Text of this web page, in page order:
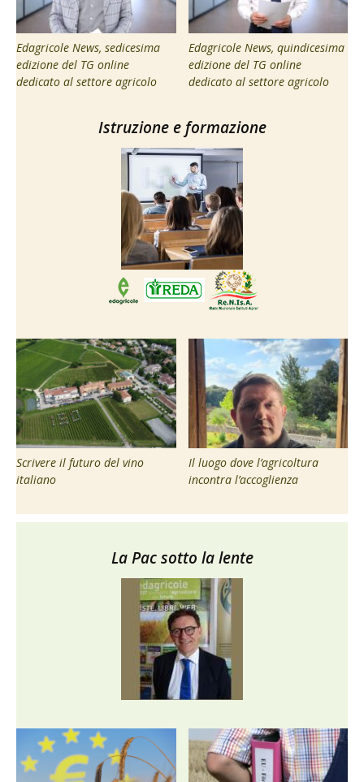
Edagricole News, sedicesima
edizione del TG online
dedicato al settore agricolo
Edagricole News, quindicesima
edizione del TG online
dedicato al settore agricolo
Istruzione e formazione
Scrivere il futuro del vino
italiano
Il luogo dove l’agricoltura
incontra l’accoglienza
La Pac sotto la lente